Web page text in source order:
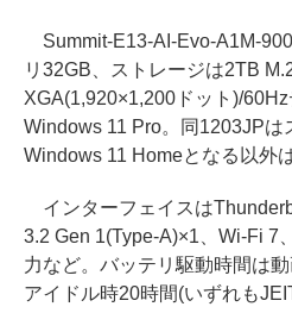
Summit-E13-AI-Evo-A1M-
リ32GB、ストレージは2TB
XGA(1,920×1,200ドット)/
Windows 11 Pro。同1203JPは
Windows 11 Homeとなる以外
インターフェイスは
3.2 Gen 1(Type-A)×1、Wi-Fi 7
力など。バッテリ駆動時間は
アイドル時20時間(いずれも